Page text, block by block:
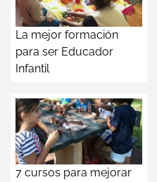
La mejor formación
para ser Educador
Infantil
7 cursos para mejorar